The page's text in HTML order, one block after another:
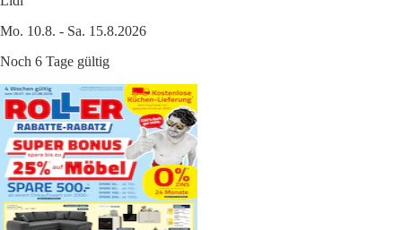
Mo. 10.8. - Sa. 15.8.2026
Noch 6 Tage gültig